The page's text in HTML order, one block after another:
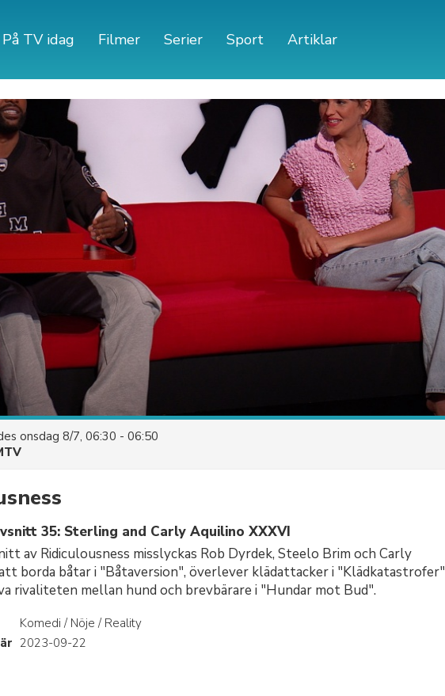
På TV idag Filmer Serier Sport Artiklar
onsdag 8/7, 06:30 - 06:50
35: Sterling and Carly Aquilino XXXVI
av Ridiculousness misslyckas Rob Dyrdek, Steelo Brim och Carly
borda båtar i "Båtaversion", överlever klädattacker i "Klädkatastrofer"
rivaliteten mellan hund och brevbärare i "Hundar mot Bud".
Komedi / Nöje / Reality
2023-09-22